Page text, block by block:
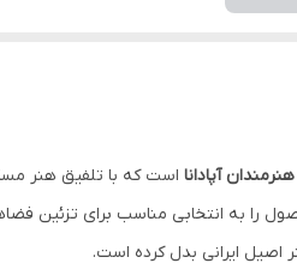
آپادانا است که با تلفیق هنر
را به انتخابی مناسب برای تزئین
اصیل ایرانی بدل کرده است.